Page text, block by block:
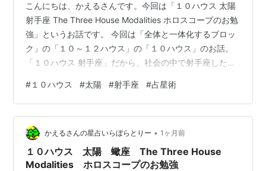
こんにちは、かえるさんです。今回は「１０ハウス 太陽
射手座 The Three House Modalities ホロスコープのお勉
強」というお話です。 今回は「全体と一体化するブロッ
ク」の「１０～１２ハウス」の「１０ハウス」のお話。
「１０ハウス 射手座」だから、社会の中で射手座した
で自分の総合力を使って貢献したいイメージです。基本
的に高度な知識や技術を必要とします。 例えばどういう
自覚なの？ 誰でも出来ることはしたくない。というイメ
ージです。 なるほど。 例えば、すごくやりたいこと、で
ある「１１ハウス」が「山羊座」になったら？ 例えば…
# １０ハウス #太陽 #射手座 #占星術
かえるさんの星占いらぼらとりー • 1ヶ月前
１０ハウス 太陽 蠍座 The Three House
Modalities ホロスコープのお勉強